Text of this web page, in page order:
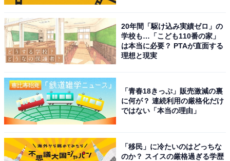
ブラウン「CCR8」
【正規品】ブラウン 洗浄液 8個入 シェーバー アルコール
Amazonで見る
20年間「駆け込み実績ゼロ」の
学校も…「こども110番の家」
は本当に必要？ PTAが直面する
理想と現実
「青春18きっぷ」販売激減の裏
に何が？ 連続利用の厳格化だけ
ではない「本当の理由」
「移民」に冷たいのはどっちな
のか？ スイスの厳格過ぎる学歴